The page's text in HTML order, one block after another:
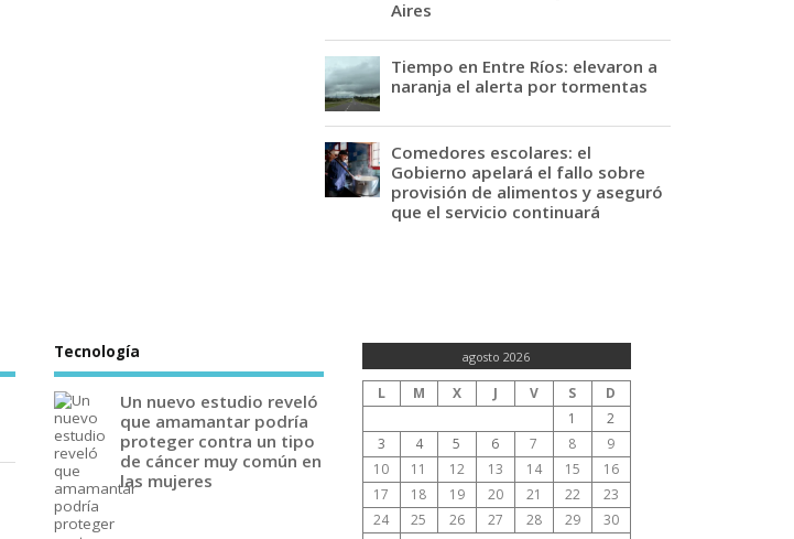
Aires
Tiempo en Entre Ríos: elevaron a
naranja el alerta por tormentas
Comedores escolares: el
Gobierno apelará el fallo sobre
provisión de alimentos y aseguró
que el servicio continuará
Tecnología
Un nuevo estudio reveló
que amamantar podría
proteger contra un tipo
de cáncer muy común en
las mujeres
agosto 2026
L M X J V S
D
1
2
3
4 5 6 7 8
9
10
11 12 13 14 15
16
17
18 19 20 21 22
23
24
25 26 27 28 29
30